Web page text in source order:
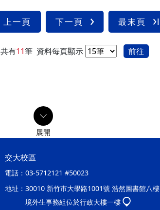
上一頁 下一頁 最末頁
共有11筆 資料每頁顯示 前往
交大校區
電話： 03-5712121 #50023
地址： 30010 新竹市大學路1001號 浩然圖書館八樓
境外生事務組位於行政大樓一樓